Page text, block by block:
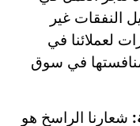
النفقات غير
لعملائنا في
في سوق
شعارنا الراسخ هو